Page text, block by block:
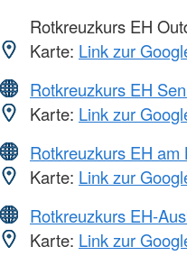
Rotkreuzkurs EH
Karte: Link zur
Rotkreuzkurs EH
Karte: Link zur
Rotkreuzkurs EH am
Karte: Link zur
Rotkreuzkurs EH-
Karte: Link zur